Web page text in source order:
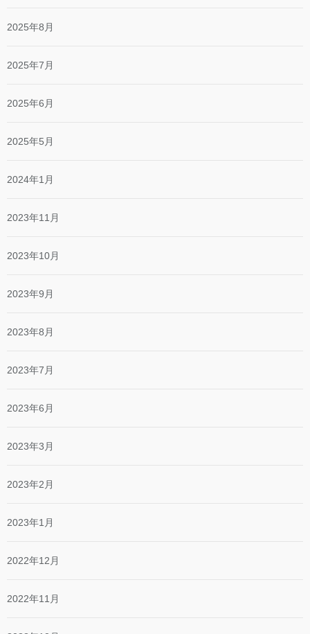
2025年8月
2025年7月
2025年6月
2025年5月
2024年1月
2023年11月
2023年10月
2023年9月
2023年8月
2023年7月
2023年6月
2023年3月
2023年2月
2023年1月
2022年12月
2022年11月